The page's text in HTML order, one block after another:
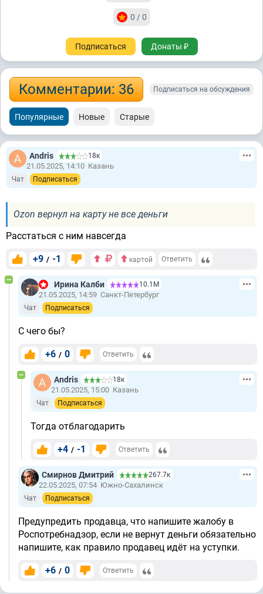
0 / 0
Подписаться Донаты ₽
Комментарии: 36 Подписаться на обсуждения
Популярные Новые Старые
Andris 18к
21.05.2025, 14:10 Казань
Чат Подписаться
Ozon вернул на карту не все деньги
Расстаться с ним навсегда
+9 / -1 картой Ответить
Ирина Калби 10.1М
21.05.2025, 14:59 Санкт-Петербург
Чат Подписаться
С чего бы?
+6 / 0 Ответить
Andris 18к
21.05.2025, 15:00 Казань
Чат Подписаться
Тогда отблагодарить
+4 / -1 Ответить
Смирнов Дмитрий 267.7к
22.05.2025, 07:54 Южно-Сахалинск
Чат Подписаться
Предупредить продавца, что напишите жалобу в
Роспотребнадзор, если не вернут деньги обязательно
напишите, как правило продавец идёт на уступки.
+6 / 0 Ответить